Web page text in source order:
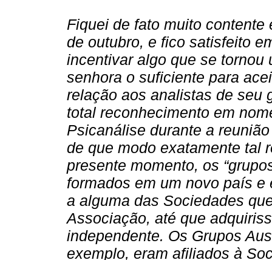
Fiquei de fato muito
de outubro, e fico satisfeito
incentivar algo que se tornou
senhora o suficiente para
relação aos analistas de seu
total reconhecimento em
Psicanálise durante a
de que modo exatamente tal
presente momento, os
formados em um novo país
a alguma das Sociedades
Associação, até que
independente. Os Grupos
exemplo, eram afiliados à